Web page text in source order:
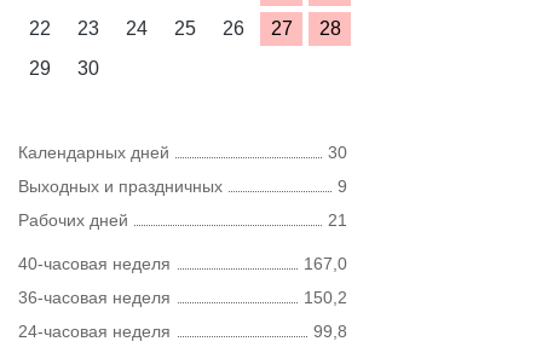
22
23 24 25 26 27
28
29
30
Календарных дней
30
Выходных и праздничных
9
Рабочих дней
21
40-часовая неделя
167,0
36-часовая неделя
150,2
24-часовая неделя
99,8